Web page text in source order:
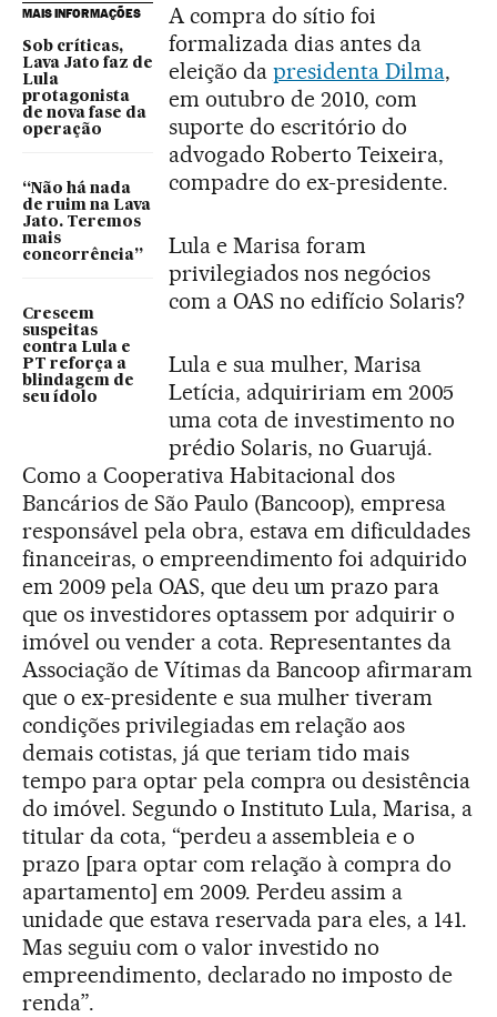
MAIS INFORMAÇÕES
Sob críticas,
Lava Jato faz de
Lula
protagonista
de nova fase da
operação
“Não há nada
de ruim na Lava
Jato. Teremos
mais
concorrência”
Crescem
suspeitas
contra Lula e
PT reforça a
blindagem de
seu ídolo
A compra do sítio foi
formalizada dias antes da
eleição da presidenta Dilma,
em outubro de 2010, com
suporte do escritório do
advogado Roberto Teixeira,
compadre do ex-presidente.
Lula e Marisa foram
privilegiados nos negócios
com a OAS no edifício Solaris?
Lula e sua mulher, Marisa
Letícia, adquiririam em 2005
uma cota de investimento no
prédio Solaris, no Guarujá.
Como a Cooperativa Habitacional dos
Bancários de São Paulo (Bancoop), empresa
responsável pela obra, estava em dificuldades
financeiras, o empreendimento foi adquirido
em 2009 pela OAS, que deu um prazo para
que os investidores optassem por adquirir o
imóvel ou vender a cota. Representantes da
Associação de Vítimas da Bancoop afirmaram
que o ex-presidente e sua mulher tiveram
condições privilegiadas em relação aos
demais cotistas, já que teriam tido mais
tempo para optar pela compra ou desistência
do imóvel. Segundo o Instituto Lula, Marisa, a
titular da cota, “perdeu a assembleia e o
prazo [para optar com relação à compra do
apartamento] em 2009. Perdeu assim a
unidade que estava reservada para eles, a 141.
Mas seguiu com o valor investido no
empreendimento, declarado no imposto de
renda”.